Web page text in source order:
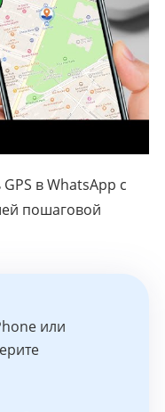
в WhatsApp с
пошаговой
или